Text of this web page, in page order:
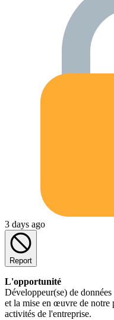
3 days ago
Report
L'opportunité
Développeur(se) de
et la mise en œuvre de notre
activités de l'entreprise.